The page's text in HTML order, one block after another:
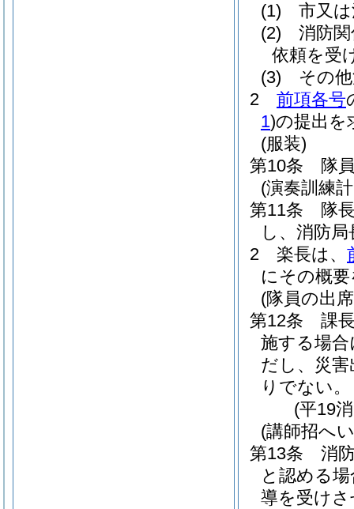
(1)
市又
(2)
消防
依頼を受
(3)
その
2
前項各号
1)の提出を
(服装)
第10条
隊
(演奏訓練
第11条
隊
し、消防
2
楽長は、
にその概
(隊員の出
第12条
課
施する場
だし、災
りでない。
(平19
(講師招へ
第13条
消
と認める
導を受け